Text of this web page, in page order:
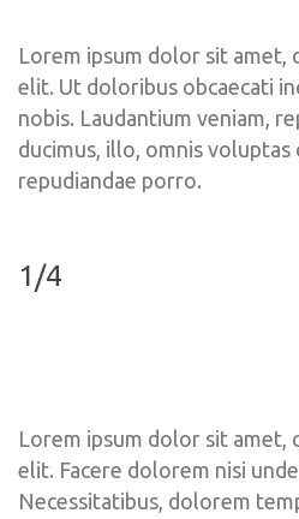
Lorem ipsum dolor sit amet,
elit. Ut doloribus obcaecati
nobis. Laudantium veniam,
ducimus, illo, omnis
repudiandae porro.
1/4
Lorem ipsum dolor sit amet,
elit. Facere dolorem nisi
Necessitatibus, dolorem